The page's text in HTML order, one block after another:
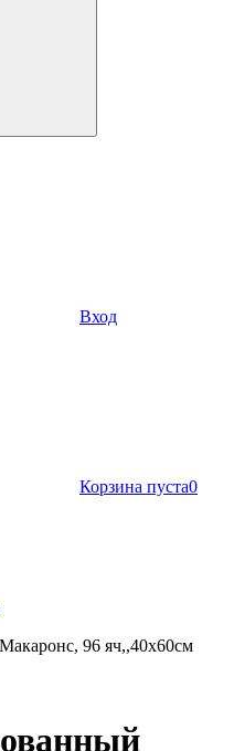
Вход
Корзина пуста0
96 яч,,40х60см